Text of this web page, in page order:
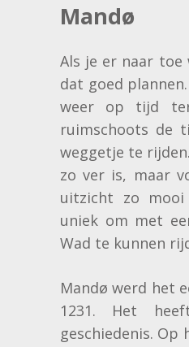
Mandø
Als je er naar
dat goed
weer op tijd
ruimschoots de
weggetje te
zo ver is, maar
uitzicht zo
uniek om met
Wad te kunnen
Mandø werd het
1231. Het
geschiedenis. Op